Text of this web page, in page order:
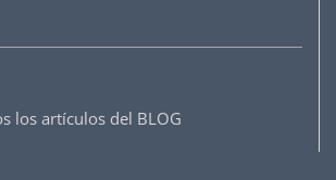
los artículos del BLOG